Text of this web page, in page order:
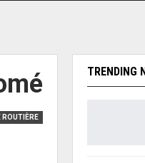
ROUTIÈRE
TRENDING